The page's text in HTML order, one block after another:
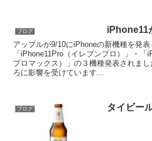
ブログ iPhone11
アップルが9/10にiPhoneの新機種を発表
「iPhone11Pro（イレブンプロ）」・
プロマックス）」の３機種発表されま
ろに影響を受けています...
ブログ タイビー